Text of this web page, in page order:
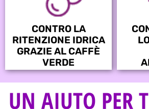
CONTRO LA
RITENZIONE IDRICA
GRAZIE AL CAFFÈ
VERDE
UN AIUTO PER